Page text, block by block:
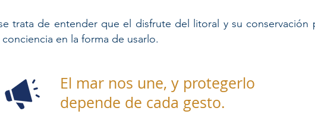
trata de entender que el disfrute del litoral y su conservación
en la forma de usarlo.
El mar nos une, y protegerlo
depende de cada gesto.